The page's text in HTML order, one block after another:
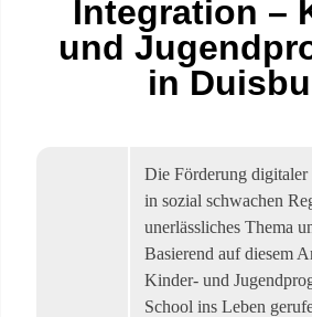
Integration –
und
in
Die Förderung digitaler
in sozial schwachen
unerlässliches Thema
Basierend auf diesem
Kinder- und
School ins Leben